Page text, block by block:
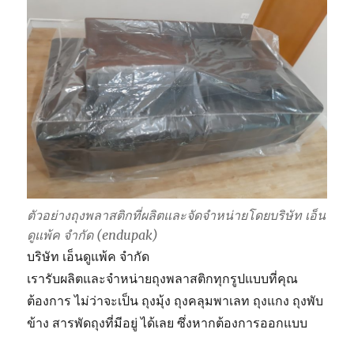
เลท
ตัวอย่างถุงพลาสติกที่ผลิตและจัดจำหน่ายโดยบริษัท เอ็น
ดูแพ้ค จำกัด (endupak)
บริษัท เอ็นดูแพ้ค จำกัด
เรารับผลิตและจำหน่ายถุงพลาสติกทุกรูปแบบที่คุณ
ต้องการ ไม่ว่าจะเป็น ถุงมุ้ง ถุงคลุมพาเลท ถุงแกง ถุงพับ
ข้าง สารพัดถุงที่มีอยู่ ได้เลย ซึ่งหากต้องการออกแบบ